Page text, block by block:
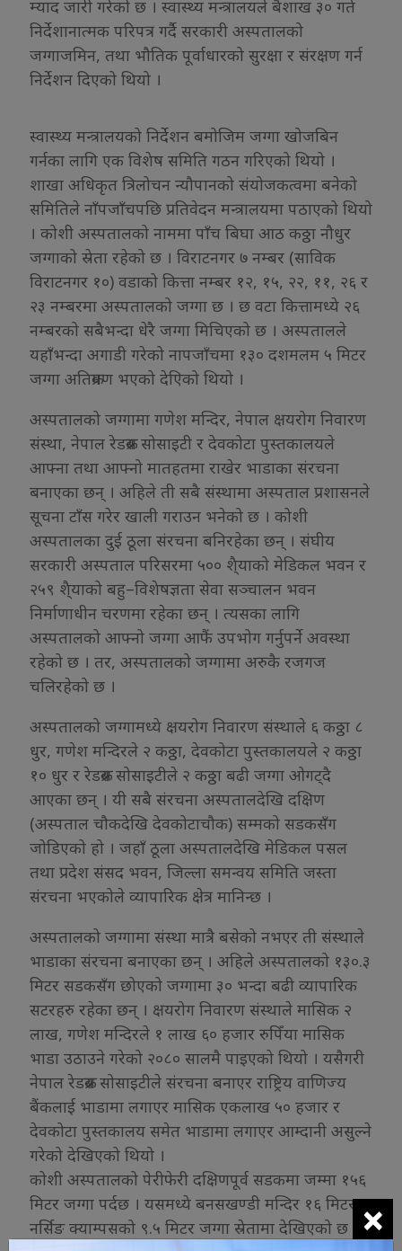
म्याद जारी गरेको छ । स्वास्थ्य मन्त्रालयले बैशाख ३० गते
निर्देशानात्मक परिपत्र गर्दै सरकारी अस्पतालको
जग्गाजमिन, तथा भौतिक पूर्वाधारको सुरक्षा र संरक्षण गर्न
निर्देशन दिएको थियो ।
स्वास्थ्य मन्त्रालयको निर्देशन बमोजिम जग्गा खोजबिन
गर्नका लागि एक विशेष समिति गठन गरिएको थियो ।
शाखा अधिकृत त्रिलोचन न्यौपानको संयोजकत्वमा बनेको
समितिले नाँपजाँचपछि प्रतिवेदन मन्त्रालयमा पठाएको थियो
। कोशी अस्पतालको नाममा पाँच बिघा आठ कठ्ठा नौधुर
जग्गाको स्रेता रहेको छ । विराटनगर ७ नम्बर (साविक
विराटनगर १०) वडाको कित्ता नम्बर १२, १५, २२, ११, २६ र
२३ नम्बरमा अस्पतालको जग्गा छ । छ वटा कित्तामध्ये २६
नम्बरको सबैभन्दा धेरै जग्गा मिचिएको छ । अस्पतालले
यहाँभन्दा अगाडी गरेको नापजाँचमा १३० दशमलम ५ मिटर
जग्गा अतिक्रमण भएको देएिको थियो ।
अस्पतालको जग्गामा गणेश मन्दिर, नेपाल क्षयरोग निवारण
संस्था, नेपाल रेडक्रस सोसाइटी र देवकोटा पुस्तकालयले
आफ्ना तथा आफ्नो मातहतमा राखेर भाडाका संरचना
बनाएका छन् । अहिले ती सबै संस्थामा अस्पताल प्रशासनले
सूचना टाँस गरेर खाली गराउन भनेको छ । कोशी
अस्पतालका दुई ठूला संरचना बनिरहेका छन् । संघीय
सरकारी अस्पताल परिसरमा ५०० शै्याको मेडिकल भवन र
२५९ शै्याको बहु–विशेषज्ञता सेवा सञ्चालन भवन
निर्माणाधीन चरणमा रहेका छन् । त्यसका लागि
अस्पतालको आफ्नो जग्गा आफैं उपभोग गर्नुपर्ने अवस्था
रहेको छ । तर, अस्पतालको जग्गामा अरुकै रजगज
चलिरहेको छ ।
अस्पतालको जग्गामध्ये क्षयरोग निवारण संस्थाले ६ कठ्ठा ८
धुर, गणेश मन्दिरले २ कठ्ठा, देवकोटा पुस्तकालयले २ कठ्ठा
१० धुर र रेडक्रस सोसाइटीले २ कठ्ठा बढी जग्गा ओगट्दै
आएका छन् । यी सबै संरचना अस्पतालदेखि दक्षिण
(अस्पताल चौकदेखि देवकोटाचौक) सम्मको सडकसँग
जोडिएको हो । जहाँ ठूला अस्पतालदेखि मेडिकल पसल
तथा प्रदेश संसद भवन, जिल्ला समन्वय समिति जस्ता
संरचना भएकोले व्यापारिक क्षेत्र मानिन्छ ।
अस्पतालको जग्गामा संस्था मात्रै बसेको नभएर ती संस्थाले
भाडाका संरचना बनाएका छन् । अहिले अस्पतालको १३०.३
मिटर सडकसँग छोएको जग्गामा ३० भन्दा बढी व्यापारिक
सटरहरु रहेका छन् । क्षयरोग निवारण संस्थाले मासिक २
लाख, गणेश मन्दिरले १ लाख ६० हजार रुपिँया मासिक
भाडा उठाउने गरेको २०८० सालमै पाइएको थियो । यसैगरी
नेपाल रेडक्रस सोसाइटीले संरचना बनाएर राष्ट्रिय वाणिज्य
बैंकलाई भाडामा लगाएर मासिक एकलाख ५० हजार र
देवकोटा पुस्तकालय समेत भाडामा लगाएर आम्दानी असुल्ने
गरेको देखिएको थियो ।
कोशी अस्पतालको पेरीफेरी दक्षिणपूर्व सडकमा जम्मा १५६
मिटर जग्गा पर्दछ । यसमध्ये बनसखण्डी मन्दिर १६ मिटर र
नर्सिङ क्याम्पसको ९.५ मिटर जग्गा स्रेतामा देखिएको छ ।
×